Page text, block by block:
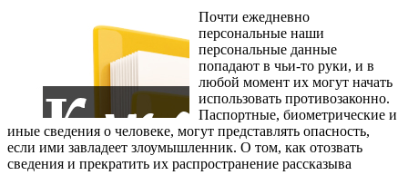
Почти ежедневно
персональные наши
персональные данные
попадают в чьи-то руки, и в
любой момент их могут начать
использовать противозаконно.
Паспортные, биометрические и
иные сведения о человеке, могут представлять опасность,
если ими завладеет злоумышленник. О том, как отозвать
сведения и прекратить их распространение рассказыва